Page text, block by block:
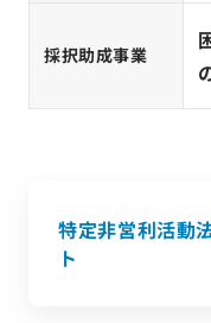
採択助成事業
特定非営利活動
ト